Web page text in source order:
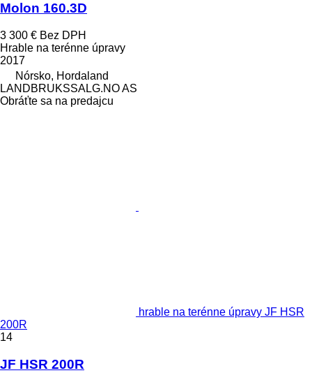
Molon 160.3D
3 300 € Bez DPH
Hrable na terénne úpravy
2017
Nórsko, Hordaland
LANDBRUKSSALG.NO AS
Obráťte sa na predajcu
hrable na terénne úpravy JF HSR
200R
14
JF HSR 200R